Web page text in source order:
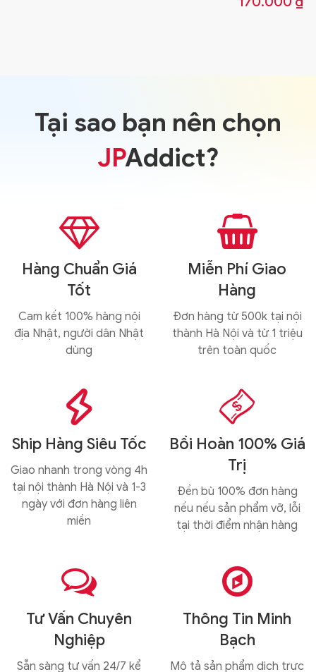
Tại sao bạn nên chọn
JPAddict?

Hàng Chuẩn Giá
Tốt
Cam kết 100% hàng nội
địa Nhật, người dân Nhật
dùng

Miễn Phí Giao
Hàng
Đơn hàng từ 500k tại nội
thành Hà Nội và từ 1 triệu
trên toàn quốc

Ship Hàng Siêu Tốc
Giao nhanh trong vòng 4h
tại nội thành Hà Nội và 1-3
ngày với đơn hàng liên
miền

Bồi Hoàn 100% Giá
Trị
Đền bù 100% đơn hàng
nếu nếu sản phẩm vỡ, lỗi
tại thời điểm nhận hàng

Tư Vấn Chuyên
Nghiệp
Sẵn sàng tư vấn 24/7 kể

Thông Tin Minh
Bạch
Mô tả sản phẩm dịch trực